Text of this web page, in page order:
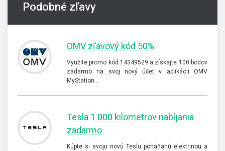
Podobné zľavy
OMV zľavový kód 50%
Využite promo kód 14349529 a získajte 100 bodov
zadarmo na svoj nový účet v aplikácii OMV
MyStation…
Tesla 1 000 kilometrov nabíjania
zadarmo
Kúpte si svoju novú Teslu poháňanú elektrinou a